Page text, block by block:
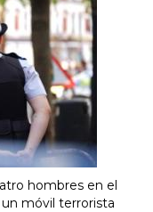
hombres en el
móvil terrorista